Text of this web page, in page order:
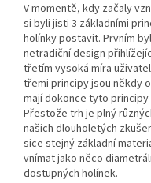
V momentě, kdy začaly
si byli jisti 3 základními
holínky postavit. Prvním
netradiční design
třetím vysoká míra
třemi principy jsou někdy
mají dokonce tyto
Přestože trh je plný
našich dlouholetých
sice stejný základní
vnímat jako něco
dostupných holínek.